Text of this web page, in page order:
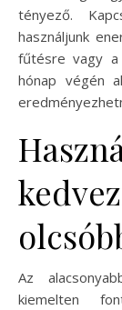
tényező.
használjunk
fűtésre vagy a
hónap végén
Az
kiemelten